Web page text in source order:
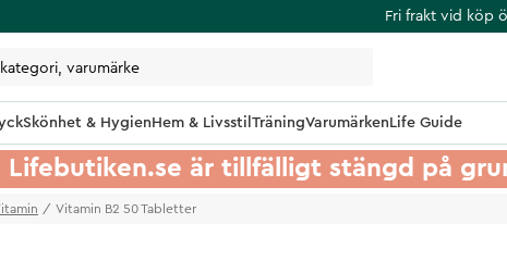
Fri frakt vid köp
Skönhet & HygienHem & Livsstil TräningVarumärkenLife Guide
Lifebutiken.se är tillfälligt stängd på
Vitamin B2 50 Tabletter